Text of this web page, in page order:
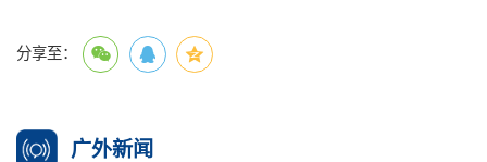
分享至：
广外新闻